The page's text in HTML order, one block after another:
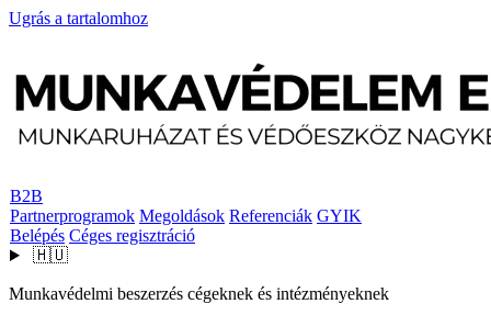
Ugrás a tartalomhoz
B2B
Partnerprogramok Megoldások Referenciák GYIK
Belépés Céges regisztráció
🇭🇺
Munkavédelmi beszerzés cégeknek és intézményeknek